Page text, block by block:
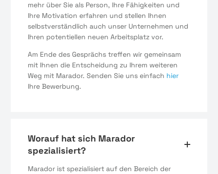
mehr über Sie als Person, Ihre Fähigkeiten und
Ihre Motivation erfahren und stellen Ihnen
selbstverständlich auch unser Unternehmen und
Ihren potentiellen neuen Arbeitsplatz vor.
Am Ende des Gesprächs treffen wir gemeinsam
mit Ihnen die Entscheidung zu Ihrem weiteren
Weg mit Marador. Senden Sie uns einfach hier
Ihre Bewerbung.
Worauf hat sich Marador
spezialisiert?
Marador ist spezialisiert auf den Bereich der